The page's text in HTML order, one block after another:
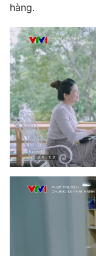
Tổng Biên tập:
Nguyễn Trọng Ninh
Tổng đài VTV:
Ðiện thoại Thời báo
Email:
Liên hệ quảng cáo:
hàng.